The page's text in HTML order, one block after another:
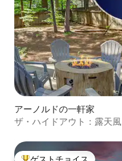
アーノルドの一軒家
ザ・ハイドアウト：露天